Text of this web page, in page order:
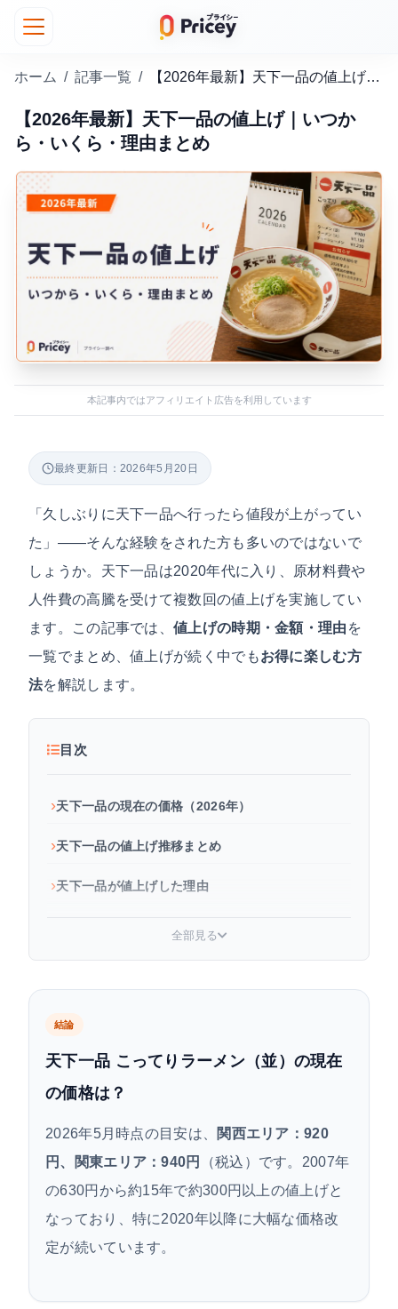
ホーム / 記事一覧 / 【2026年最新】天下一品の値上げ｜いつから・いくら・理由まとめ
【2026年最新】天下一品の値上げ｜いつか
ら・いくら・理由まとめ
本記事内ではアフィリエイト広告を利用しています
最終更新日：2026年5月20日
「久しぶりに天下一品へ行ったら値段が上がってい
た」——そんな経験をされた方も多いのではないで
しょうか。天下一品は2020年代に入り、原材料費や
人件費の高騰を受けて複数回の値上げを実施してい
ます。この記事では、値上げの時期・金額・理由 を
一覧でまとめ、値上げが続く中でもお得に楽しむ方
法を解説します。
目次
天下一品の現在の価格（2026年）
天下一品の値上げ推移まとめ
天下一品が値上げした理由
値上げの影響：閉店ラッシュと店舗数推移
全部見る
結論
天下一品 こってりラーメン（並）の現在
の価格は？
2026年5月時点の目安は、
関西エリア：920
円、関東エリア：940円
（税込）です。2007年
の630円から約15年で約300円以上の値上げと
なっており、特に2020年以降に大幅な価格改
定が続いています。